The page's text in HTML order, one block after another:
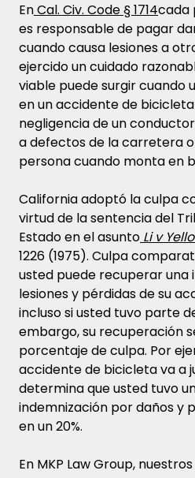
EnCal. Civ. Code § 1714cada
es responsable de pagar
cuando causa lesiones a
ejercido un cuidado
viable puede surgir cuando
en un accidente de
negligencia de un
a defectos de la carretera
persona cuando monta en
California adoptó la culpa
virtud de la sentencia del
Estado en el asunto Li v
1226 (1975). Culpa
usted puede recuperar una
lesiones y pérdidas de su
incluso si usted tuvo parte
embargo, su recuperación
porcentaje de culpa. Por
accidente de bicicleta va a
determina que usted tuvo
indemnización por daños y
en un 20%.
En MKP Law Group,